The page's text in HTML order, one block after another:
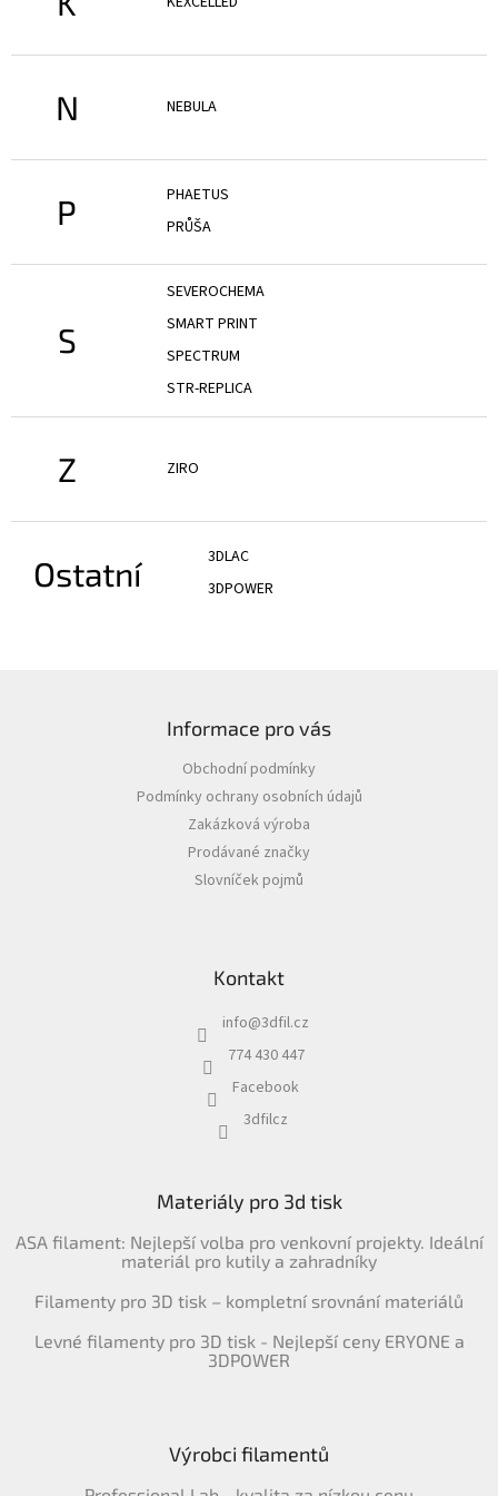
N NEBULA
P
PHAETUS
PRŮŠA
S
SEVEROCHEMA
SMART PRINT
SPECTRUM
STR-REPLICA
Z ZIRO
Ostatní
3DLAC
3DPOWER
Informace pro vás
Obchodní podmínky
Podmínky ochrany osobních údajů
Zakázková výroba
Prodávané značky
Slovníček pojmů
Kontakt
info@3dfil.cz
774 430 447
Facebook
3dfilcz
Materiály pro 3d tisk
ASA filament: Nejlepší volba pro venkovní projekty. Ideální
materiál pro kutily a zahradníky
Filamenty pro 3D tisk – kompletní srovnání materiálů
Levné filamenty pro 3D tisk - Nejlepší ceny ERYONE a
3DPOWER
Výrobci filamentů